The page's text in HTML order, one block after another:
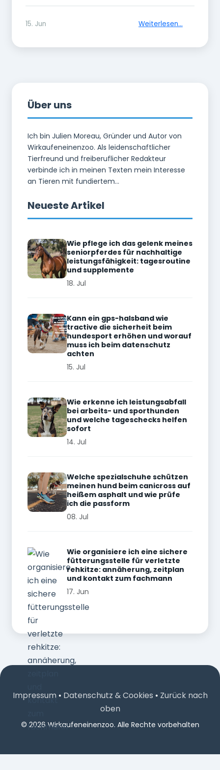
15. Jun Weiterlesen...
Über uns
Ich bin Julien Moreau, Gründer und Autor von
Wirkaufeneinenzoo. Als leidenschaftlicher
Tierfreund und freiberuflicher Redakteur
verbinde ich in meinen Texten mein Interesse
an Tieren mit fundiertem...
Neueste Artikel
Wie pflege ich das gelenk meines
seniorpferdes für nachhaltige
leistungsfähigkeit: tagesroutine
und supplemente
18. Jul
Kann ein gps-halsband wie
tractive die sicherheit beim
hundesport erhöhen und worauf
muss ich beim datenschutz
achten
15. Jul
Wie erkenne ich leistungsabfall
bei arbeits- und sporthunden
und welche tageschecks helfen
sofort
14. Jul
Welche spezialschuhe schützen
meinen hund beim canicross auf
heißem asphalt und wie prüfe
ich die passform
08. Jul
Wie organisiere ich eine sichere
fütterungsstelle für verletzte
rehkitze: annäherung, zeitplan
und kontakt zum fachmann
17. Jun
Impressum• Datenschutz & Cookies • Zurück nach
oben
© 2026 Wirkaufeneinenzoo. Alle Rechte vorbehalten